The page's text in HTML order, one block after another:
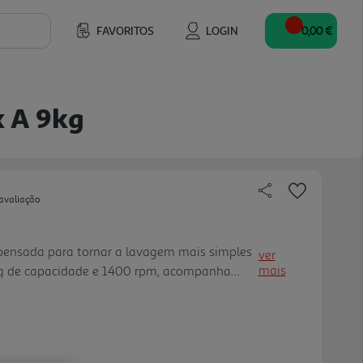
FAVORITOS LOGIN 0,00 €
A 9kg
para tornar a lavagem mais simples
de capacidade e 1400 rpm, acompanha
e lavagens maiores. O sistema i-DOS
e água, ajudando a ev itar
ver
mais